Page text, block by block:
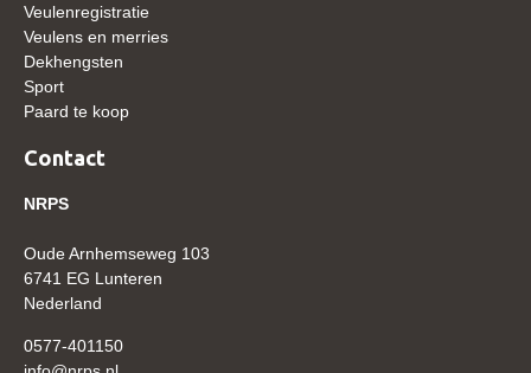
Hengstenselectie
Informatie Hengstenkeuring
AANMELDEN HENGSTENKEURING ONDER HET
Verrichtingsonderzoek NRPS
Verrichtingsonderzoek 2024-2025
Veulenregistratie
Veulens en merries
Dekhengsten
Sport
Paard te koop
Contact
NRPS
Oude Arnhemseweg 103
6741 EG Lunteren
Nederland
0577-401150